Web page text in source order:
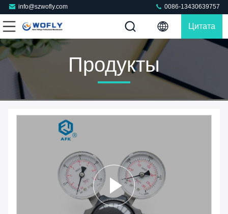
info@szwofly.com 0086-13430639757
Цитата
Продукты